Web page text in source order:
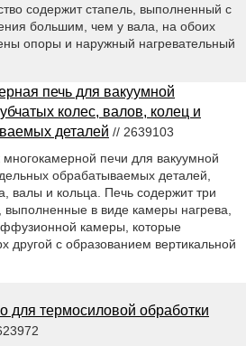
содержит стапель, выполненный с
большим, чем у вала, на обоих
опоры и наружный нагревательный
печь для вакуумной
колес, валов, колец и
деталей // 2639103
многокамерной печи для вакуумной
обрабатываемых деталей,
валы и кольца. Печь содержит три
выполненные в виде камеры нагрева,
камеры, которые
другой с образованием вертикальной
для термосиловой обработки